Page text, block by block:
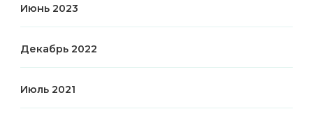
Июнь 2023
Декабрь 2022
Июль 2021